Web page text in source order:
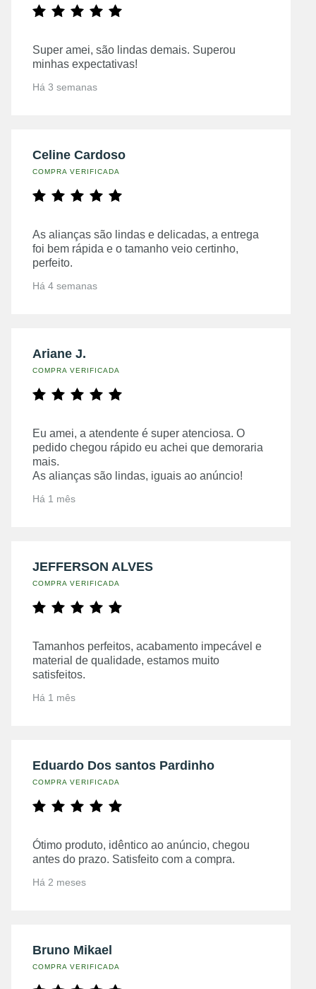
Super amei, são lindas demais. Superou
minhas expectativas!
Há 3 semanas
Celine Cardoso
COMPRA VERIFICADA
As alianças são lindas e delicadas, a entrega
foi bem rápida e o tamanho veio certinho,
perfeito.
Há 4 semanas
Ariane J.
COMPRA VERIFICADA
Eu amei, a atendente é super atenciosa. O
pedido chegou rápido eu achei que demoraria
mais.
As alianças são lindas, iguais ao anúncio!
Há 1 mês
JEFFERSON ALVES
COMPRA VERIFICADA
Tamanhos perfeitos, acabamento impecável e
material de qualidade, estamos muito
satisfeitos.
Há 1 mês
Eduardo Dos santos Pardinho
COMPRA VERIFICADA
Ótimo produto, idêntico ao anúncio, chegou
antes do prazo. Satisfeito com a compra.
Há 2 meses
Bruno Mikael
COMPRA VERIFICADA